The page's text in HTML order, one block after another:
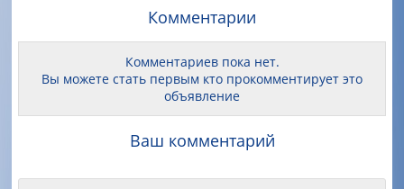
Комментарии
Комментариев пока нет.
Вы можете стать первым кто прокомментирует это
объявление
Ваш комментарий